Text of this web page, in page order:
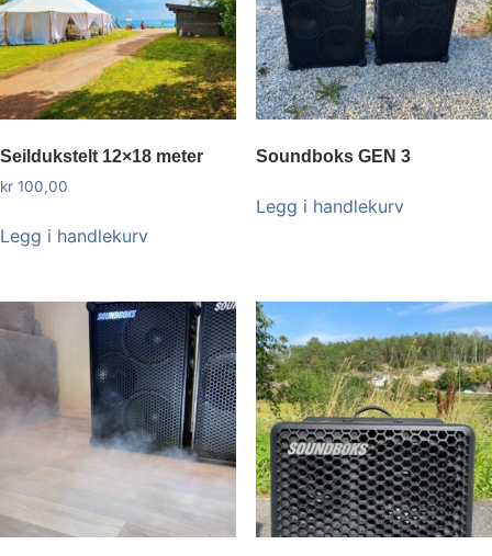
Seildukstelt 12×18 meter
kr 100,00
Legg i handlekurv
Soundboks GEN 3
Legg i handlekurv